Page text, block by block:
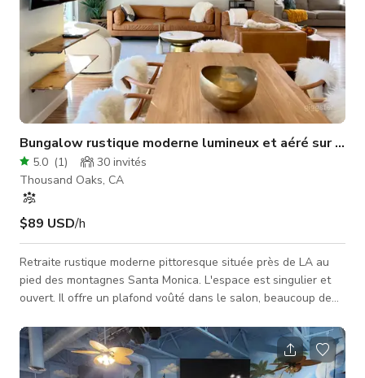
Bungalow rustique moderne lumineux et aéré sur la
5.0 (1) 30 invités
Thousand Oaks, CA
$89 USD/h
Retraite rustique moderne pittoresque située près de LA au
pied des montagnes Santa Monica. L'espace est singulier et
ouvert. Il offre un plafond voûté dans le salon, beaucoup de
espaces intérieurs et extérieurs. Les espaces intérieurs sont à
la fois propres et modernes mais avec des notes d'un
bungalow rustique du sud-ouest. Les espaces extérieurs sont